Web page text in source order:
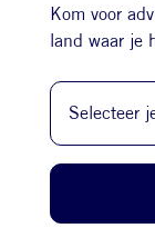
Kom voor
land waar je
Selecteer je land